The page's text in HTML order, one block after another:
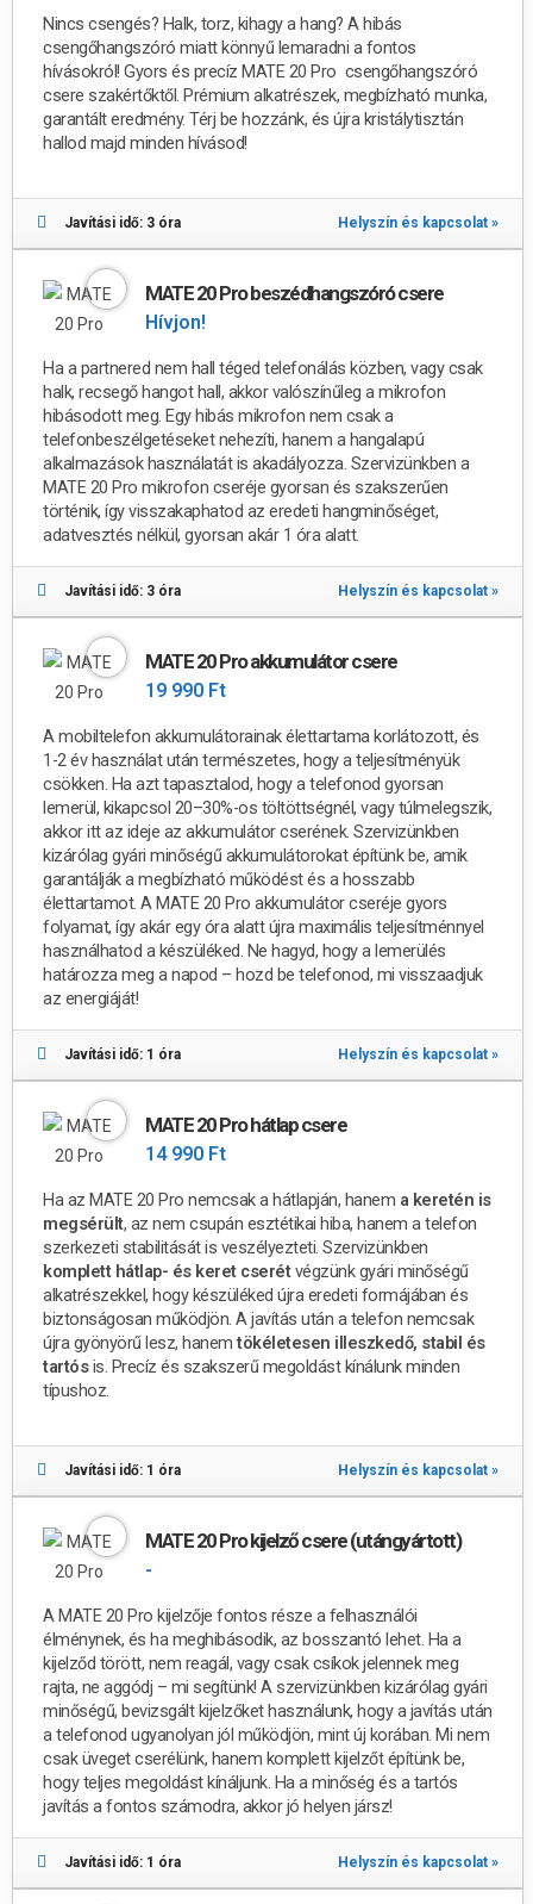
Nincs csengés? Halk, torz, kihagy a hang? A hibás
csengőhangszóró miatt könnyű lemaradni a fontos
hívásokról! Gyors és precíz MATE 20 Pro csengőhangszóró
csere szakértőktől. Prémium alkatrészek, megbízható munka,
garantált eredmény. Térj be hozzánk, és újra kristálytisztán
hallod majd minden hívásod!
Javítási idő: 3 óra Helyszín és kapcsolat »
MATE 20 Pro beszédhangszóró csere
Hívjon!
Ha a partnered nem hall téged telefonálás közben, vagy csak
halk, recsegő hangot hall, akkor valószínűleg a mikrofon
hibásodott meg. Egy hibás mikrofon nem csak a
telefonbeszélgetéseket nehezíti, hanem a hangalapú
alkalmazások használatát is akadályozza. Szervizünkben a
MATE 20 Pro mikrofon cseréje gyorsan és szakszerűen
történik, így visszakaphatod az eredeti hangminőséget,
adatvesztés nélkül, gyorsan akár 1 óra alatt.
Javítási idő: 3 óra Helyszín és kapcsolat »
MATE 20 Pro akkumulátor csere
19 990 Ft
A mobiltelefon akkumulátorainak élettartama korlátozott, és
1-2 év használat után természetes, hogy a teljesítményük
csökken. Ha azt tapasztalod, hogy a telefonod gyorsan
lemerül, kikapcsol 20–30%-os töltöttségnél, vagy túlmelegszik,
akkor itt az ideje az akkumulátor cserének. Szervizünkben
kizárólag gyári minőségű akkumulátorokat építünk be, amik
garantálják a megbízható működést és a hosszabb
élettartamot. AMATE 20 Pro akkumulátor cseréje gyors
folyamat, így akár egy óra alatt újra maximális teljesítménnyel
használhatod a készüléked. Ne hagyd, hogy a lemerülés
határozza meg a napod – hozd be telefonod, mi visszaadjuk
az energiáját!
Javítási idő: 1 óra Helyszín és kapcsolat »
MATE 20 Pro hátlap csere
14 990 Ft
Ha az MATE 20 Pro nemcsak a hátlapján, hanem a keretén is
megsérült, az nem csupán esztétikai hiba, hanem a telefon
szerkezeti stabilitását is veszélyezteti. Szervizünkben
komplett hátlap- és keret cserétvégzünk gyári minőségű
alkatrészekkel, hogy készüléked újra eredeti formájában és
biztonságosan működjön. A javítás után a telefon nemcsak
újra gyönyörű lesz, hanemtökéletesen illeszkedő, stabil és
tartósis. Precíz és szakszerű megoldást kínálunk minden
típushoz.
Javítási idő: 1 óra Helyszín és kapcsolat »
MATE 20 Pro kijelző csere (utángyártott)
-
AMATE 20 Pro kijelzője fontos része a felhasználói
élménynek, és ha meghibásodik, az bosszantó lehet. Ha a
kijelződ törött, nem reagál, vagy csak csíkok jelennek meg
rajta, ne aggódj – mi segítünk! A szervizünkben kizárólag gyári
minőségű, bevizsgált kijelzőket használunk, hogy a javítás után
a telefonod ugyanolyan jól működjön, mint új korában. Mi nem
csak üveget cserélünk, hanem komplett kijelzőt építünk be,
hogy teljes megoldást kínáljunk. Ha a minőség és a tartós
javítás a fontos számodra, akkor jó helyen jársz!
Javítási idő: 1 óra Helyszín és kapcsolat »